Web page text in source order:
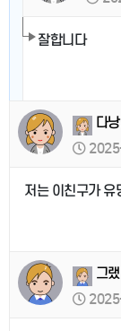
잘합니다
다
저는 이친구가 유
그